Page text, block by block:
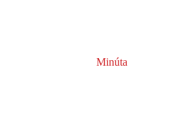
Minúta